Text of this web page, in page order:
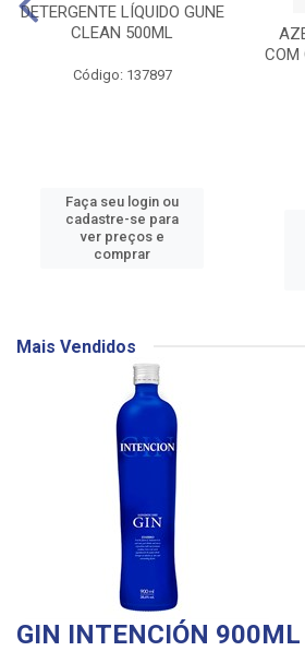
DETERGENTE LÍQUIDO GUNE
CLEAN 500ML
Código: 137897
Faça seu login ou
cadastre-se para
ver preços e
comprar
COM
Mais Vendidos
GIN INTENCIÓN 900ML